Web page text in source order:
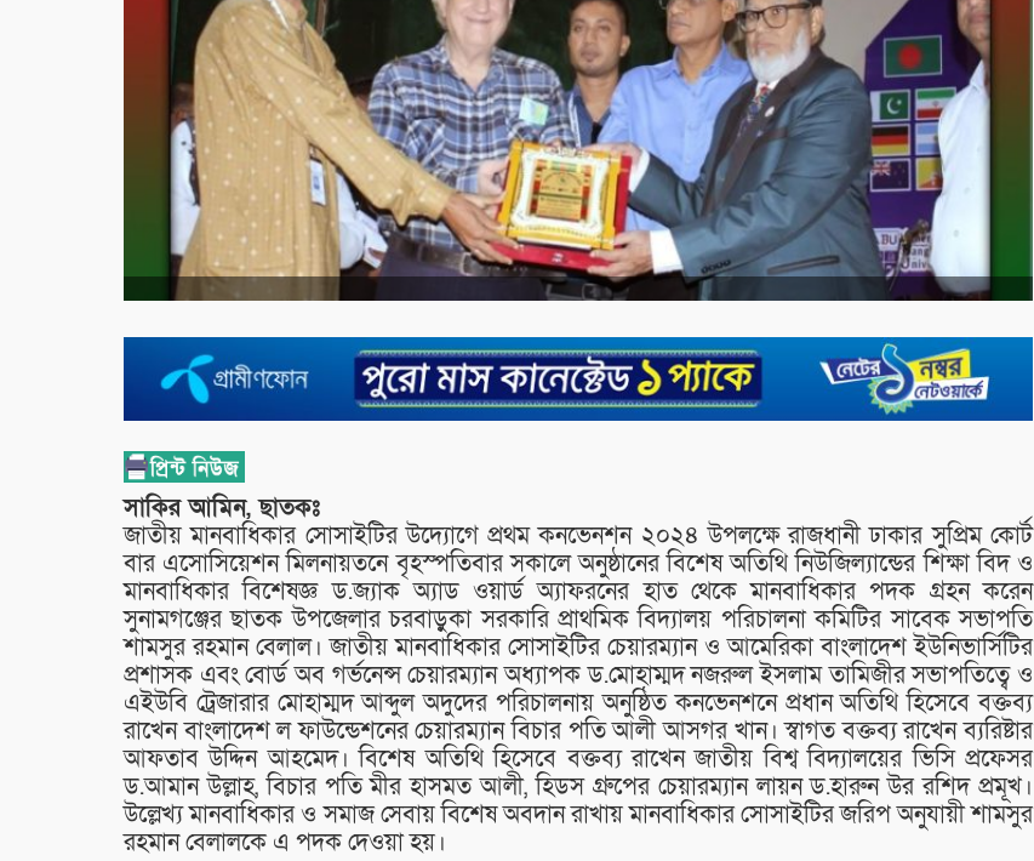
সাকির আমিন, ছাতকঃ
জাতীয় মানবাধিকার সোসাইটির উদ্যোগে প্রথম কনভেনশন ২০২৪ উপলক্ষে রাজধানী ঢাকার সুপ্রিম কোর্ট
বার এসোসিয়েশন মিলনায়তনে বৃহস্পতিবার সকালে অনুষ্ঠানের বিশেষ অতিথি নিউজিল্যান্ডের শিক্ষা বিদ ও
মানবাধিকার বিশেষজ্ঞ ড.জ্যাক অ্যাড ওয়ার্ড অ্যাফরনের হাত থেকে মানবাধিকার পদক গ্রহন করেন
সুনামগঞ্জের ছাতক উপজেলার চরবাড়ুকা সরকারি প্রাথমিক বিদ্যালয় পরিচালনা কমিটির সাবেক সভাপতি
শামসুর রহমান বেলাল। জাতীয় মানবাধিকার সোসাইটির চেয়ারম্যান ও আমেরিকা বাংলাদেশ ইউনিভার্সিটির
প্রশাসক এবং বোর্ড অব গর্ভনেন্স চেয়ারম্যান অধ্যাপক ড.মোহাম্মদ নজরুল ইসলাম তামিজীর সভাপতিত্বে ও
এইউবি ট্রেজারার মোহাম্মদ আব্দুল অদুদের পরিচালনায় অনুষ্ঠিত কনভেনশনে প্রধান অতিথি হিসেবে বক্তব্য
রাখেন বাংলাদেশ ল ফাউন্ডেশনের চেয়ারম্যান বিচার পতি আলী আসগর খান। স্বাগত বক্তব্য রাখেন ব্যরিষ্টার
আফতাব উদ্দিন আহমেদ। বিশেষ অতিথি হিসেবে বক্তব্য রাখেন জাতীয় বিশ্ব বিদ্যালয়ের ভিসি প্রফেসর
ড.আমান উল্লাহ, বিচার পতি মীর হাসমত আলী, হিডস গ্রুপের চেয়ারম্যান লায়ন ড.হারুন উর রশিদ প্রমূখ।
উল্লেখ্য মানবাধিকার ও সমাজ সেবায় বিশেষ অবদান রাখায় মানবাধিকার সোসাইটির জরিপ অনুযায়ী শামসুর
রহমান বেলালকে এ পদক দেওয়া হয়।